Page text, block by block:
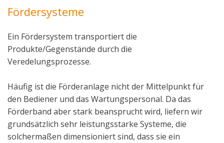
Fördersysteme
Ein Fördersystem transportiert die
Produkte/Gegenstände durch die
Veredelungsprozesse.
Häufig ist die Förderanlage nicht der Mittelpunkt für
den Bediener und das Wartungspersonal. Da das
Förderband aber stark beansprucht wird, liefern wir
grundsätzlich sehr leistungsstarke Systeme, die
solchermaßen dimensioniert sind, dass sie ein